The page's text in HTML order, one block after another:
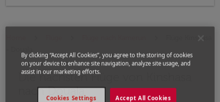
Flüge Kinshasa
Die nächsten Flüge von Kinshasa
nach Douala
Bitte ändern Sie Ihre gewünschte Route (Abflugort
By clicking “Accept All Cookies”, you agree to the storing of cookies
on your device to enhance site navigation, analyze site usage, and
assist in our marketing efforts.
Accept All Cookies
Cookies Settings